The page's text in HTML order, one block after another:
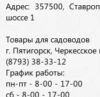
Адрес: 357500,
шоссе 1
Товары для садоводов
г. Пятигорск, Черкесское
(8793) 38-33-12
График работы:
пн-пт - 8-00 - 17-00
сб - 8-00 - 17-00